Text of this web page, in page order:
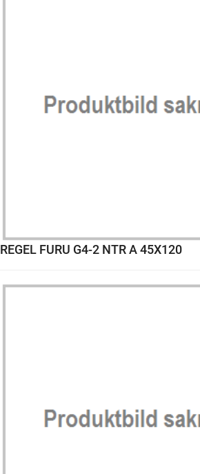
REGEL FURU G4-2 NTR A 45X120